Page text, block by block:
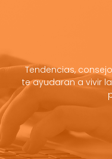
Tendencias,
te ayudaran a vivir